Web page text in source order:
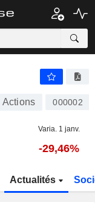
Actions 000002
Varia. 1 janv.
-29,46%
Actualités